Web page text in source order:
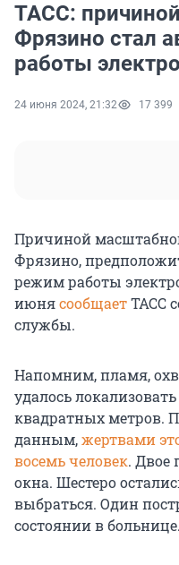
ТАСС:
Фрязино стал
работы
24 июня 2024, 21:32 17 399
Причиной
Фрязино,
режим работы
июнясообщаетТАСС
службы.
Напомним, пламя,
удалось
квадратных метров.
данным,жертвами
восемь человек. Двое
окна. Шестеро
выбраться. Один
состоянии в больнице.